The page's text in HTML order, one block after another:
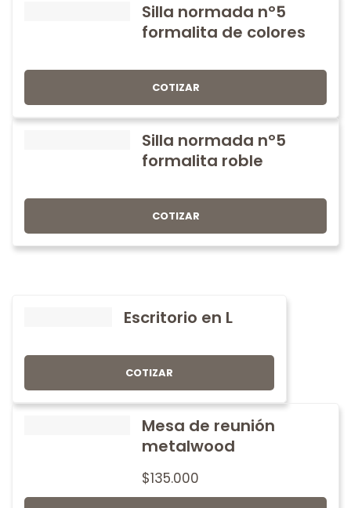
Silla normada nº5
formalita de colores
COTIZAR
Silla normada nº5
formalita roble
COTIZAR
Escritorio en L
COTIZAR
Mesa de reunión
metalwood
$135.000